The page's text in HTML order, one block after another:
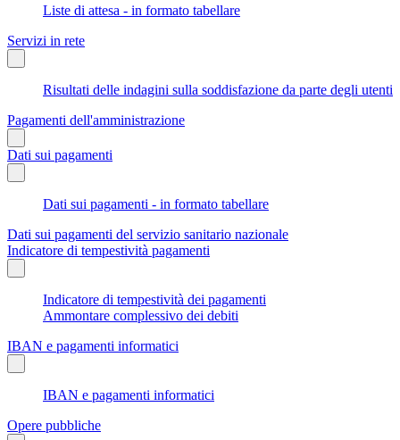
Liste di attesa - in formato tabellare
Servizi in rete
Risultati delle indagini sulla soddisfazione da parte degli utenti
Pagamenti dell'amministrazione
Dati sui pagamenti
Dati sui pagamenti - in formato tabellare
Dati sui pagamenti del servizio sanitario nazionale
Indicatore di tempestività pagamenti
Indicatore di tempestività dei pagamenti
Ammontare complessivo dei debiti
IBAN e pagamenti informatici
IBAN e pagamenti informatici
Opere pubbliche